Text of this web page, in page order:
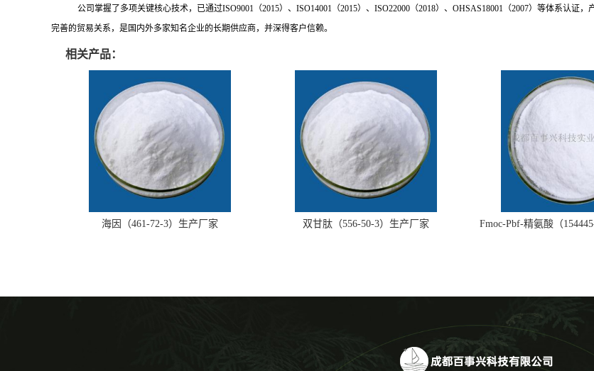
公司掌握了多项关键核心技术，已通过ISO9001 （2015）、ISO14001 （2015）、ISO22000 （2018）、OHSAS18001 （2007）等体系认证，
完善的贸易关系，是国内外多家知名企业的长期供应商，并深得客户信赖。
相关产品：
海因（461-72-3）生产厂家 双甘肽（556-50-3）生产厂家 Fmoc-Pbf-精氨酸（